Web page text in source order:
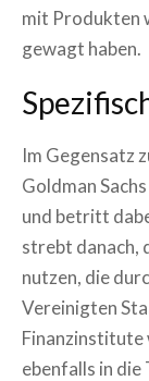
mit Produkten
gewagt haben.
Im Gegensatz
Goldman
und betritt
strebt danach,
nutzen, die
Vereinigten
Finanzinstitute
ebenfalls in